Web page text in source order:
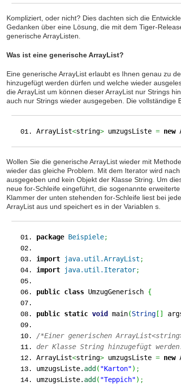
Kompliziert, oder nicht? Dies dachten sich die
Gedanken über eine Lösung, die mit dem Tiger-
generische ArrayListen.
Was ist eine generische ArrayList?
Eine generische ArrayList erlaubt es Ihnen genau zu
hinzugefügt werden dürfen und welche wieder
die ArrayList um können dieser ArrayList nur Strings
auch nur Strings wieder ausgegeben. Die vollständige
ArrayList<string> umzugsListe = new
Wollen Sie die generische ArrayList wieder mit
wieder das gleiche Problem. Mit dem Iterator wird
ausgegeben und kein Objekt der Klasse String. Um
neue for-Schleife eingeführt, die sogenannte
Klammer der unten stehenden for-Schleife liest bei
ArrayList aus und speichert es in der Variablen s.
package Beispiele;
import java.util.ArrayList ;
import
java.util.Iterator;
public class UmzugGenerisch {
public static void main(String [ ]
/*Einer generischen
der Klasse String hinzugefügt
ArrayList<string> umzugsListe = new
umzugsListe. add ( "Karton") ;
umzugsListe. add ( "Teppich") ;